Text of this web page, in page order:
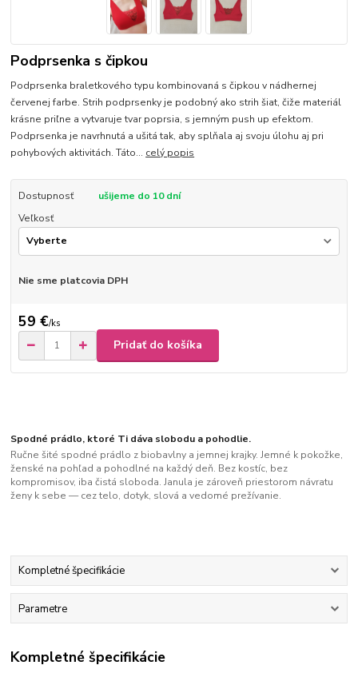
Podprsenka s čipkou
Podprsenka braletkového typu kombinovaná s čipkou v nádhernej
červenej farbe. Strih podprsenky je podobný ako strih šiat, čiže materiál
krásne priľne a vytvaruje tvar poprsia, s jemným push up efektom.
Podprsenka je navrhnutá a ušitá tak, aby splňala aj svoju úlohu aj pri
pohybových aktivitách. Táto... celý popis
Dostupnosť
ušijeme do 10 dní
Veľkosť
Nie sme platcovia DPH
59 €/ks
Pridať do košíka
Spodné prádlo, ktoré Ti dáva slobodu a pohodlie.
Ručne šité spodné prádlo z biobavlny a jemnej krajky. Jemné k pokožke,
ženské na pohľad a pohodlné na každý deň. Bez kostíc, bez
kompromisov, iba čistá sloboda. Janula je zároveň priestorom návratu
ženy k sebe — cez telo, dotyk, slová a vedomé prežívanie.
Kompletné špecifikácie
Parametre
Kompletné špecifikácie